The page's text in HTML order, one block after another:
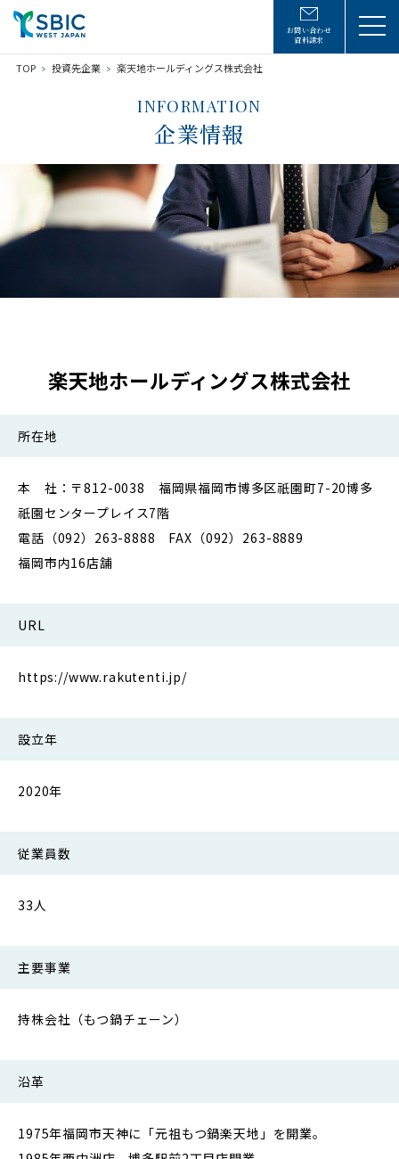
お問い合わせ
資料請求
TOP 投資先企業 楽天地ホールディングス株式会社
INFORMATION
企業情報
楽天地ホールディングス株式会社
所在地
本 社：〒812-0038 福岡県福岡市博多区祇園町7-20博多
祇園センタープレイス7階
電話（092）263-8888 FAX（092）263-8889
福岡市内16店舗
URL
https://www.rakutenti.jp/
設立年
2020年
従業員数
33人
主要事業
持株会社（もつ鍋チェーン）
沿革
1975年福岡市天神に「元祖もつ鍋楽天地」を開業。